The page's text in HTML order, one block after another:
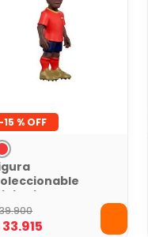
-15 %
Minix Nico
Spain
World Cup
39.900
33.915